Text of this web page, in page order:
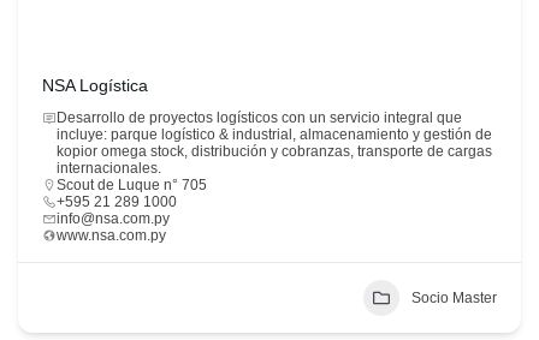
NSA Logística
Desarrollo de proyectos logísticos con un servicio integral que
incluye: parque logístico & industrial, almacenamiento y gestión de
kopior omega stock, distribución y cobranzas, transporte de cargas
internacionales.
Scout de Luque n° 705
+595 21 289 1000
info@nsa.com.py
www.nsa.com.py
Socio Master